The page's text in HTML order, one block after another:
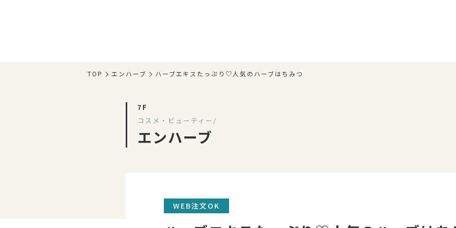
TOP エンハーブ ハーブエキスたっぷり♡人気のハーブはちみつ
7F
コスメ・ビューティー/
エンハーブ
WEB注文OK